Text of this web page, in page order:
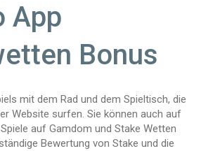
App
Bonus
mit dem Rad und dem Spieltisch, die
Website surfen. Sie können auch auf
auf Gamdom und Stake Wetten
Bewertung von Stake und die